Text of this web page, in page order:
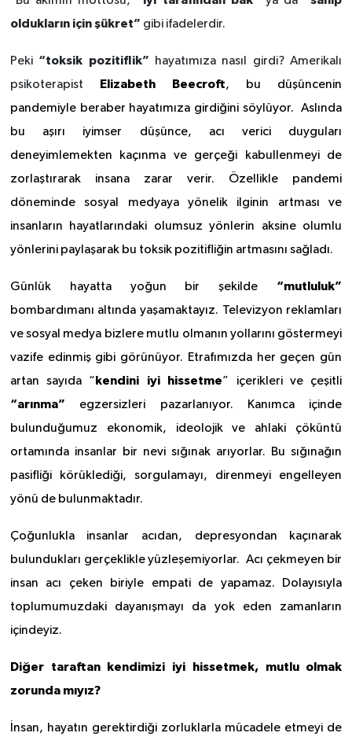
oldukların için şükret” gibi ifadelerdir.
Peki “toksik pozitiflik” hayatımıza nasıl girdi? Amerikalı
psikoterapist
Elizabeth Beecroft, bu düşüncenin
pandemiyle beraber hayatımıza girdiğini söylüyor. Aslında
bu aşırı iyimser düşünce, acı verici duyguları
deneyimlemekten kaçınma ve gerçeği kabullenmeyi de
zorlaştırarak insana zarar verir. Özellikle pandemi
döneminde sosyal medyaya yönelik ilginin artması ve
insanların hayatlarındaki olumsuz yönlerin aksine olumlu
yönlerini paylaşarak bu toksik pozitifliğin artmasını sağladı.
Günlük hayatta yoğun bir şekilde “mutluluk”
bombardımanı altında yaşamaktayız. Televizyon reklamları
ve sosyal medya bizlere mutlu olmanın yollarını göstermeyi
vazife edinmiş gibi görünüyor. Etrafımızda her geçen gün
artan sayıda “ kendini iyi hissetme” içerikleri ve çeşitli
“arınma” egzersizleri pazarlanıyor. Kanımca içinde
bulunduğumuz ekonomik, ideolojik ve ahlaki çöküntü
ortamında insanlar bir nevi sığınak arıyorlar. Bu sığınağın
pasifliği körüklediği, sorgulamayı, direnmeyi engelleyen
yönü de bulunmaktadır.
Çoğunlukla insanlar acıdan, depresyondan kaçınarak
bulundukları gerçeklikle yüzleşemiyorlar. Acı çekmeyen bir
insan acı çeken biriyle empati de yapamaz. Dolayısıyla
toplumumuzdaki dayanışmayı da yok eden zamanların
içindeyiz.
Diğer taraftan kendimizi iyi hissetmek, mutlu olmak
zorunda mıyız?
İnsan, hayatın gerektirdiği zorluklarla mücadele etmeyi de